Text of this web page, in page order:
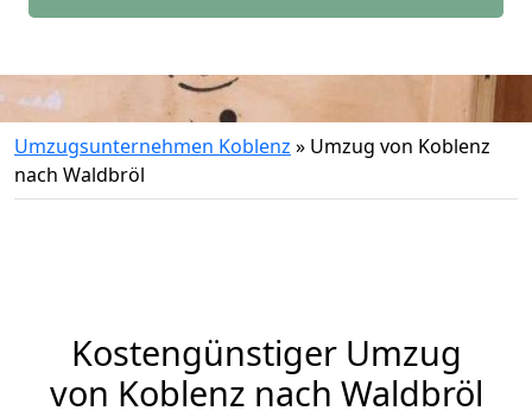
Umzugsunternehmen Koblenz » Umzug von Koblenz
nach Waldbröl
Kostengünstiger Umzug
von Koblenz nach Waldbröl